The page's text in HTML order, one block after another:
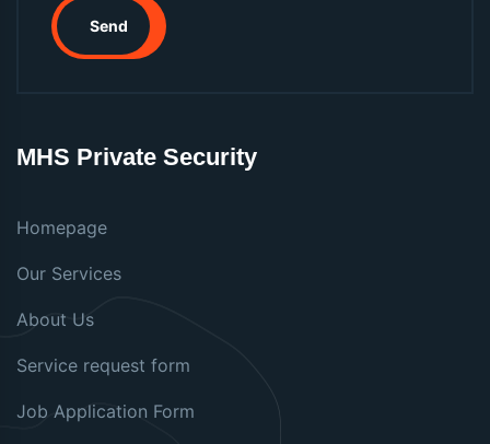
Send
MHS Private Security
Homepage
Our Services
About Us
Service request form
Job Application Form